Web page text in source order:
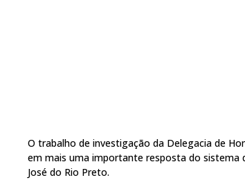
O trabalho de investigação da Delegacia de
em mais uma importante resposta do sistema
José do Rio Preto.